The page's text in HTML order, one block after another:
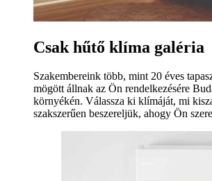
Csak hűtő klíma galéria
Szakembereink több, mint 20 éves
mögött állnak az Ön rendelkezésére
környékén. Válassza ki klímáját, mi
szakszerűen beszereljük, ahogy Ön